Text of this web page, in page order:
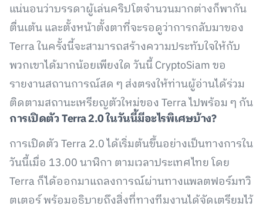
แน่นอนว่าบรรดาผู้เล่นคริปโตจำนวนมากต่างก็พากัน
ตื่นเต้น และตั้งหน้าตั้งตาที่จะรอดูว่าการกลับมาของ
Terra ในครั้งนี้จะสามารถสร้างความประทับใจให้กับ
พวกเขาได้มากน้อยเพียงใด วันนี้ CryptoSiam ขอ
รายงานสถานการณ์สด ๆ ส่งตรงให้ท่านผู้อ่านได้ร่วม
ติดตามสถานะเหรียญตัวใหม่ของ Terra ไปพร้อม ๆ กัน
การเปิดตัว Terra 2.0ในวันนี้มีอะไรพิเศษบ้าง?
การเปิดตัว Terra 2.0 ได้เริ่มต้นขึ้นอย่างเป็นทางการใน
วันนี้เมื่อ 13.00 นาฬิกา ตามเวลาประเทศไทย โดย
Terra ก็ได้ออกมาแถลงการณ์ผ่านทางแพลตฟอร์มทวิ
ตเตอร์ พร้อมอธิบายถึงสิ่งที่ทางทีมงานได้จัดเตรียมไว้